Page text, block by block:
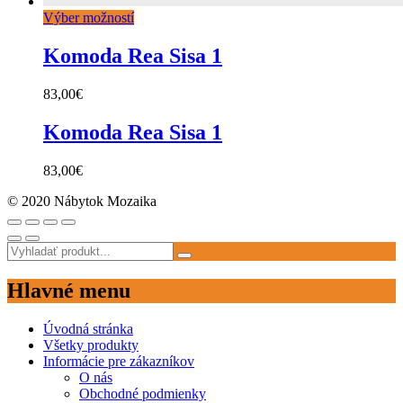
Výber možností
Komoda Rea Sisa 1
83,00€
Komoda Rea Sisa 1
83,00€
© 2020 Nábytok Mozaika
Hlavné menu
Úvodná stránka
Všetky produkty
Informácie pre zákazníkov
O nás
Obchodné podmienky